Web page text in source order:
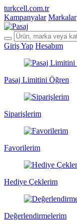
turkcell.com.tr
Kampanyalar Markalar
Giriş Yap Hesabım
Pasaj Limitini Öğren
Siparişlerim
Favorilerim
Hediye Çeklerim
Değerlendirmelerim